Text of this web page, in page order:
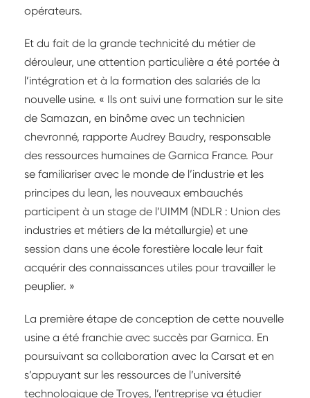
opérateurs.
Et du fait de la grande technicité du métier de
dérouleur, une attention particulière a été portée à
l’intégration et à la formation des salariés de la
nouvelle usine. « Ils ont suivi une formation sur le site
de Samazan, en binôme avec un technicien
chevronné, rapporte Audrey Baudry, responsable
des ressources humaines de Garnica France. Pour
se familiariser avec le monde de l’industrie et les
principes du lean, les nouveaux embauchés
participent à un stage de l’UIMM (NDLR : Union des
industries et métiers de la métallurgie) et une
session dans une école forestière locale leur fait
acquérir des connaissances utiles pour travailler le
peuplier. »
La première étape de conception de cette nouvelle
usine a été franchie avec succès par Garnica. En
poursuivant sa collaboration avec la Carsat et en
s’appuyant sur les ressources de l’université
technologique de Troyes, l’entreprise va étudier